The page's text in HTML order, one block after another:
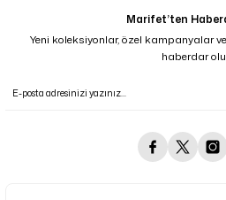
Marifet’ten
Yeni koleksiyonlar, özel kampanyalar
haberdar